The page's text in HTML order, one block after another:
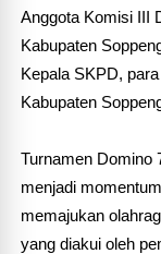
Anggota Komisi III
Kabupaten
Kepala SKPD,
Kabupaten
Turnamen Domino
menjadi
memajukan
yang diakui oleh